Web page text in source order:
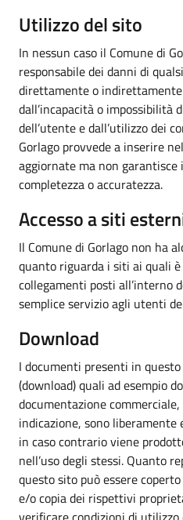
Utilizzo del sito
In nessun caso il Comune di
responsabile dei danni di
direttamente o indirettamente
dall’incapacità o impossibilità
dell’utente e dall’utilizzo dei
Gorlago provvede a inserire
aggiornate ma non garantisce
completezza o accuratezza.
Accesso a siti
Il Comune di Gorlago non ha
quanto riguarda i siti ai quali
collegamenti posti all’interno
semplice servizio agli utenti
Download
I documenti presenti in
(download) quali ad esempio
documentazione
indicazione, sono
in caso contrario viene
nell’uso degli stessi. Quanto
questo sito può essere
e/o copia dei rispettivi